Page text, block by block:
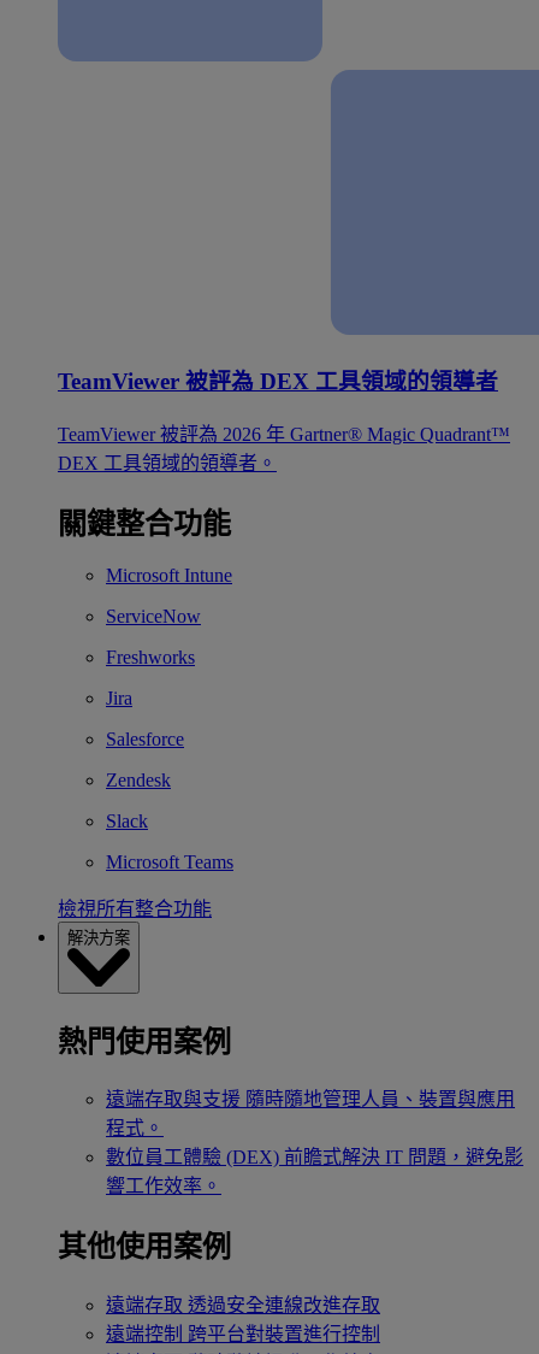
TeamViewer 被評為 DEX 工具領域的領導者
TeamViewer 被評為 2026 年 Gartner® Magic Quadrant™
DEX 工具領域的領導者。
關鍵整合功能
Microsoft Intune
ServiceNow
Freshworks
Jira
Salesforce
Zendesk
Slack
Microsoft Teams
檢視所有整合功能
解決方案
熱門使用案例
遠端存取與支援 隨時隨地管理人員、裝置與應用
程式。
數位員工體驗 (DEX) 前瞻式解決 IT 問題，避免影
響工作效率。
其他使用案例
遠端存取 透過安全連線改進存取
遠端控制 跨平台對裝置進行控制